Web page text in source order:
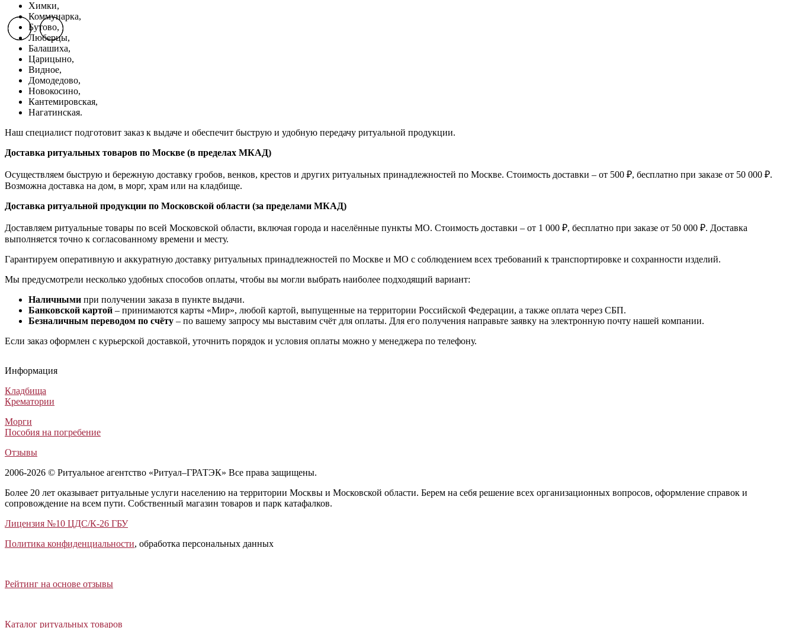
Химки,
Коммунарка,
Бутово,
Люберцы,
Балашиха,
Царицыно,
Видное,
Домодедово,
Новокосино,
Кантемировская,
Нагатинская.
Наш специалист подготовит заказ к выдаче и обеспечит быструю и удобную передачу ритуальной продукции.
Доставка ритуальных товаров по Москве (в пределах МКАД)
Осуществляем быструю и бережную доставку гробов, венков, крестов и других ритуальных принадлежностей по Москве. Стоимость доставки – от 500 ₽, бесплатно при заказе от 50 000 ₽.
Возможна доставка на дом, в морг, храм или на кладбище.
Доставка ритуальной продукции по Московской области (за пределами МКАД)
Доставляем ритуальные товары по всей Московской области, включая города и населённые пункты МО. Стоимость доставки – от 1 000 ₽, бесплатно при заказе от 50 000 ₽. Доставка
выполняется точно к согласованному времени и месту.
Гарантируем оперативную и аккуратную доставку ритуальных принадлежностей по Москве и МО с соблюдением всех требований к транспортировке и сохранности изделий.
Мы предусмотрели несколько удобных способов оплаты, чтобы вы могли выбрать наиболее подходящий вариант:
Наличными при получении заказа в пункте выдачи.
Банковской картой – принимаются карты «Мир», любой картой, выпущенные на территории Российской Федерации, а также оплата через СБП.
Безналичным переводом по счёту – по вашему запросу мы выставим счёт для оплаты. Для его получения направьте заявку на электронную почту нашей компании.
Если заказ оформлен с курьерской доставкой, уточнить порядок и условия оплаты можно у менеджера по телефону.
Previous slideNext slide
Previous slideNext slide
Венки из живых цветов
Венки из искусственных цветов
Венки из живых цветов
Венки из живых цветов
Previous slideNext slide
Информация
Кладбища
Крематории
Морги
Пособия на погребение
Отзывы
2006-2026 © Ритуальное агентство «Ритуал–ГРАТЭК» Все права защищены.
Более 20 лет оказывает ритуальные услуги населению на территории Москвы и Московской области. Берем на себя решение всех организационных вопросов, оформление справок и
сопровождение на всем пути. Собственный магазин товаров и парк катафалков.
Лицензия №10 ЦДС/К-26 ГБУ
Политика конфиденциальности, обработка персональных данных
Рейтинг на основе отзывы
Каталог ритуальных товаров